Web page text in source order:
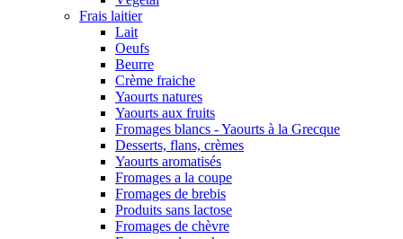
Frais laitier
Lait
Oeufs
Beurre
Crème fraiche
Yaourts natures
Yaourts aux fruits
Fromages blancs - Yaourts à la Grecque
Desserts, flans, crèmes
Yaourts aromatisés
Fromages a la coupe
Fromages de brebis
Produits sans lactose
Fromages de chèvre